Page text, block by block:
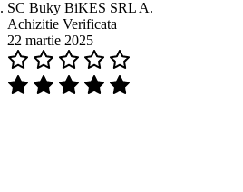
SC Buky BiKES SRL A.
Achizitie Verificata
22 martie 2025